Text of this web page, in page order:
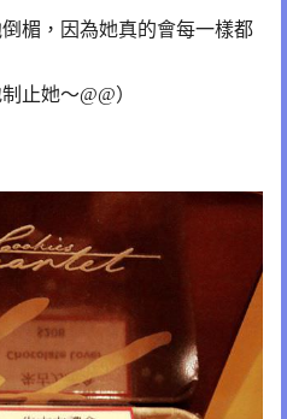
楣，因為她真的會每一樣都
止她～@@）